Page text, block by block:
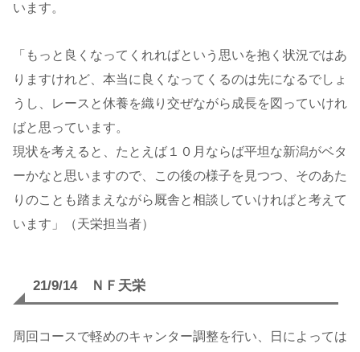
います。
「もっと良くなってくれればという思いを抱く状況ではあ
りますけれど、本当に良くなってくるのは先になるでしょ
うし、レースと休養を織り交ぜながら成長を図っていけれ
ばと思っています。
現状を考えると、たとえば１０月ならば平坦な新潟がベタ
ーかなと思いますので、この後の様子を見つつ、そのあた
りのことも踏まえながら厩舎と相談していければと考えて
います」（天栄担当者）
21/9/14 ＮＦ天栄
周回コースで軽めのキャンター調整を行い、日によっては